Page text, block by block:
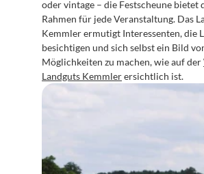
oder vintage – die Festscheune bietet
Rahmen für jede Veranstaltung. Das
Kemmler ermutigt Interessenten, die
besichtigen und sich selbst ein Bild
Möglichkeiten zu machen, wie auf der
Landguts Kemmler ersichtlich ist.